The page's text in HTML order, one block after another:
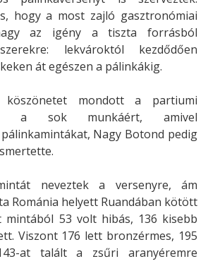
hogy a most zajló gasztronómiai
az igény a tiszta forrásból
lekvároktól kezdődően
át egészen a pálinkákig.
köszönetet mondott a partiumi
a sok munkáért, amivel
Nagy Botond pedig
neveztek a versenyre, ám
Románia helyett Ruandában kötött
mintából 53 volt hibás, 136 kisebb
Viszont 176 lett bronzérmes, 195
at talált a zsűri aranyéremre